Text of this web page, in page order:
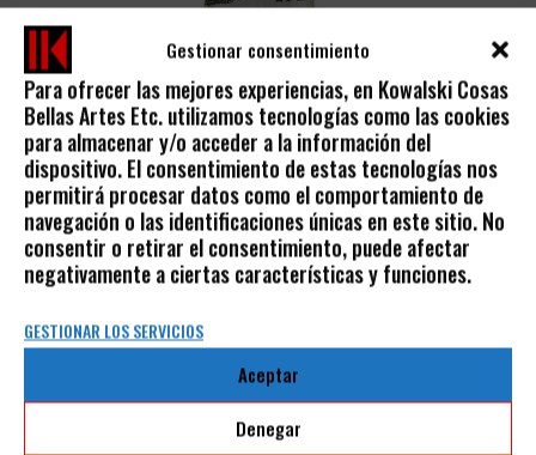
Gestionar consentimiento
Para ofrecer las mejores experiencias, en Kowalski Cosas
Bellas Artes Etc. utilizamos tecnologías como las cookies
para almacenar y/o acceder a la información del
dispositivo. El consentimiento de estas tecnologías nos
permitirá procesar datos como el comportamiento de
navegación o las identificaciones únicas en este sitio. No
consentir o retirar el consentimiento, puede afectar
negativamente a ciertas características y funciones.
GESTIONAR LOS SERVICIOS
Aceptar
Denegar
GOUACHE EXTRA-FINO COLORES SUELTOS
SENNELIER
5,90€- 9,20€ IVA incluido
AVISO LEGAL
POLÍTICA DE PRIVACIDAD